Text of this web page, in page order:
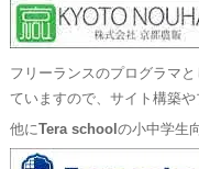
フリーランスのプログラマ
ていますので、サイト構築や
他にTera school の小中学生